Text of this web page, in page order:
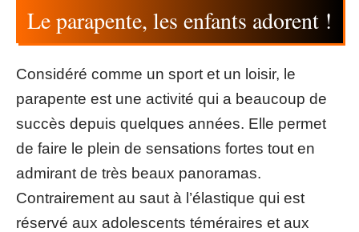
Le parapente, les enfants adorent !
Considéré comme un sport et un loisir, le
parapente est une activité qui a beaucoup de
succès depuis quelques années. Elle permet
de faire le plein de sensations fortes tout en
admirant de très beaux panoramas.
Contrairement au saut à l’élastique qui est
réservé aux adolescents téméraires et aux